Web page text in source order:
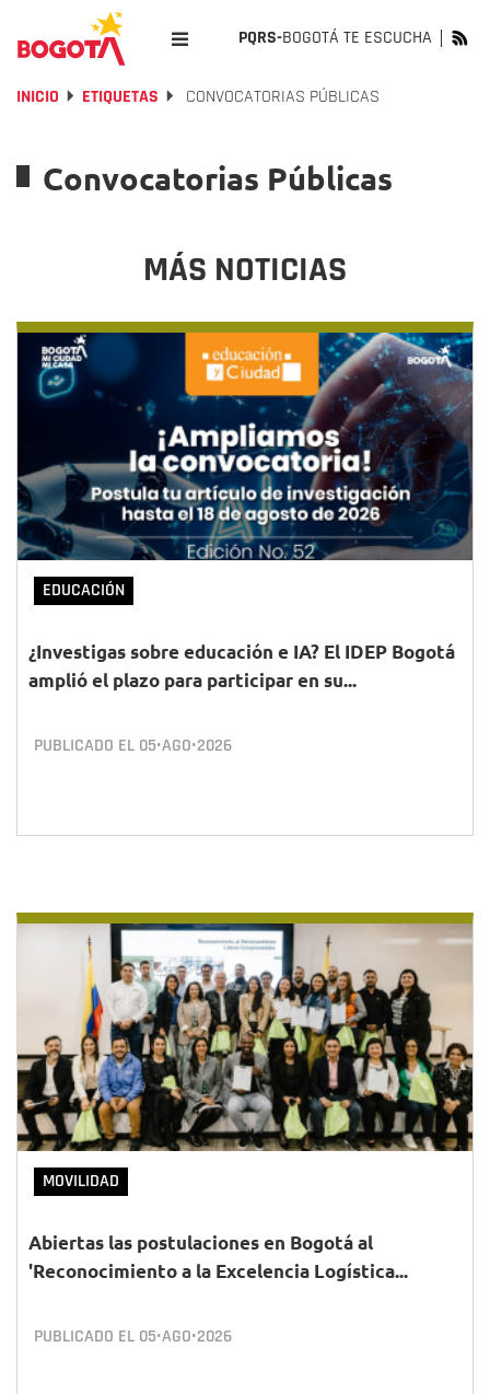
PQRS-BOGOTÁ TE ESCUCHA
INICIO ETIQUETAS CONVOCATORIAS PÚBLICAS
Convocatorias Públicas
MÁS NOTICIAS
EDUCACIÓN
¿Investigas sobre educación e IA? El IDEP Bogotá
amplió el plazo para participar en su...
PUBLICADO EL 05•AGO•2026
MOVILIDAD
Abiertas las postulaciones en Bogotá al
'Reconocimiento a la Excelencia Logística...
PUBLICADO EL 05•AGO•2026